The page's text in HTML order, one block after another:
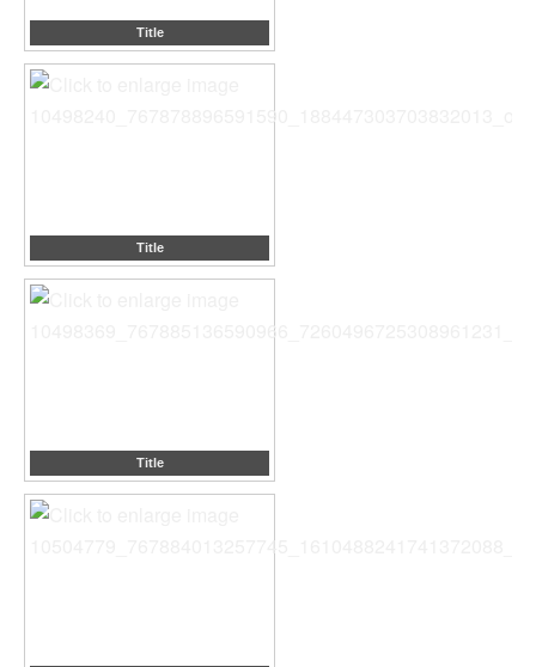
Title
Title
Title